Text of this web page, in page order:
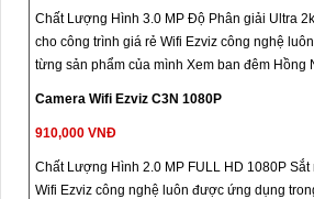
Chất Lượng Hình 3.0 MP Độ Phân giải Ultra
cho công trình giá rẻ Wifi Ezviz công nghệ
từng sản phẩm của mình Xem ban đêm Hồng
Camera Wifi Ezviz C3N 1080P
910,000 VNĐ
Chất Lượng Hình 2.0 MP FULL HD 1080P Sắt
Wifi Ezviz công nghệ luôn được ứng dụng